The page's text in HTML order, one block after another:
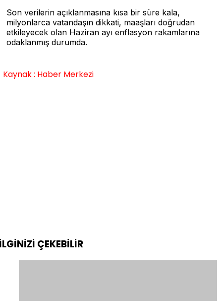
Son verilerin açıklanmasına kısa bir süre kala,
milyonlarca vatandaşın dikkati, maaşları doğrudan
etkileyecek olan Haziran ayı enflasyon rakamlarına
odaklanmış durumda.
: Haber Merkezi
ÇEKEBİLİR